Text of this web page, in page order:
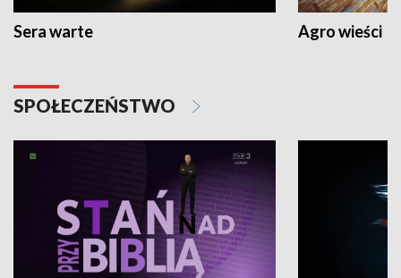
Sera warte Agro wieści
SPOŁECZEŃSTWO